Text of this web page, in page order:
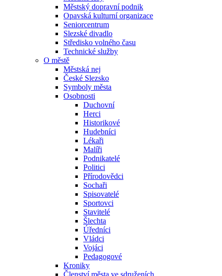
Městský dopravní podnik
Opavská kulturní organizace
Seniorcentrum
Slezské divadlo
Středisko volného času
Technické služby
O městě
Městská nej
České Slezsko
Symboly města
Osobnosti
Duchovní
Herci
Historikové
Hudebníci
Lékaři
Malíři
Podnikatelé
Politici
Přírodovědci
Sochaři
Spisovatelé
Sportovci
Stavitelé
Šlechta
Úředníci
Vládci
Vojáci
Pedagogové
Kroniky